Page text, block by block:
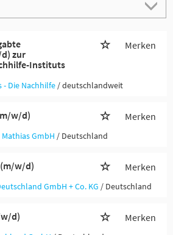
zur
Instituts
Merken
- Die Nachhilfe / deutschlandweit
w/d) Merken
GmbH / Deutschland
w/d) Merken
GmbH + Co. KG / Deutschland
d) Merken